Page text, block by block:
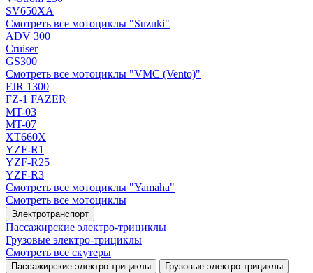
SV650XA
Смотреть все мотоциклы "Suzuki"
ADV 300
Cruiser
GS300
Смотреть все мотоциклы "VMC (Vento)"
FJR 1300
FZ-1 FAZER
MT-03
MT-07
XT660X
YZF-R1
YZF-R25
YZF-R3
Смотреть все мотоциклы "Yamaha"
Смотреть все мотоциклы
Электротранспорт
Пассажирские электро‑трициклы
Грузовые электро‑трициклы
Смотреть все скутеры
Пассажирские электро‑трициклы Грузовые электро‑трициклы